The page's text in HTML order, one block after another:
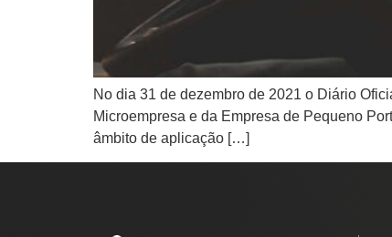
No dia 31 de dezembro de 2021 o Diário
Microempresa e da Empresa de Pequeno
âmbito de aplicação […]